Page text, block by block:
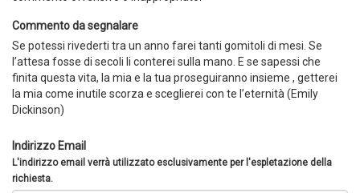
Commento da segnalare
Se potessi rivederti tra un anno farei tanti gomitoli di mesi. Se
l’attesa fosse di secoli li conterei sulla mano. E se sapessi che
finita questa vita, la mia e la tua proseguiranno insieme , getterei
la mia come inutile scorza e sceglierei con te l’eternità (Emily
Dickinson)
Indirizzo Email
L'indirizzo email verrà utilizzato esclusivamente per l'espletazione della
richiesta.